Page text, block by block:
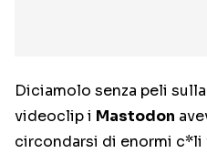
Diciamolo senza peli
videoclip i Mastodon
circondarsi di enormi c*li